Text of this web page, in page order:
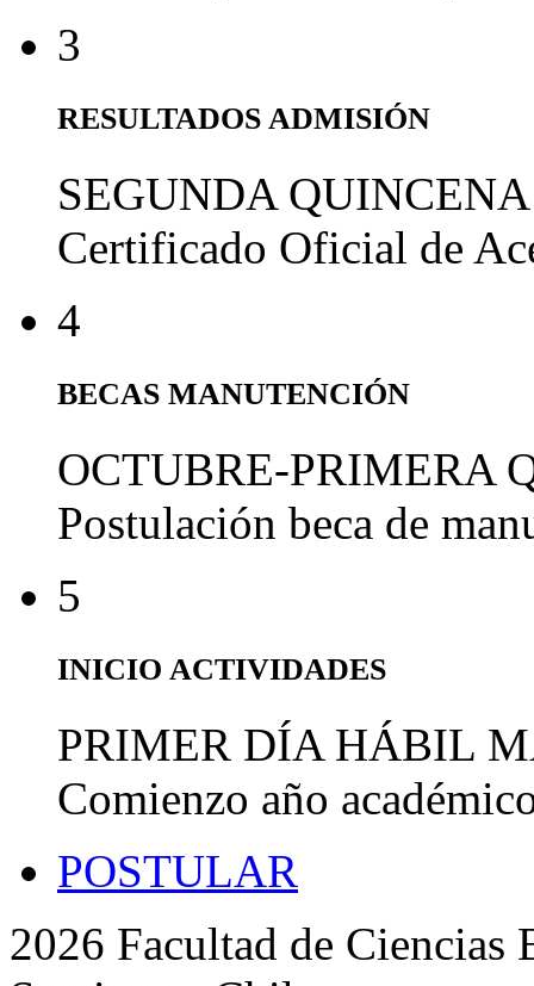
3
RESULTADOS ADMISIÓN
SEGUNDA
Certificado Oficial de
4
BECAS MANUTENCIÓN
OCTUBRE-PRIMERA
Postulación beca de
5
INICIO ACTIVIDADES
PRIMER DÍA HÁBIL
Comienzo año
POSTULAR
2026 Facultad de